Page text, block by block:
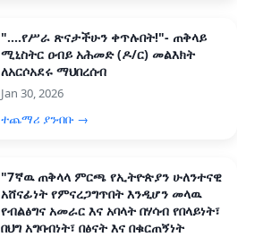
"....የሥራ ጽናታችሁን ቀጥሉበት!"- ጠቅላይ
ሚኒስትር ዐብይ አሕመድ (ዶ/ር) መልእክት
ለአርሶአደሩ ማህበረሰብ
Jan 30, 2026
ተጨማሪ ያንብቡ →
"7ኛዉ ጠቅላላ ምርጫ የኢትዮጵያን ሁለንተናዊ
አሸናፊነት የምናረጋግጥበት እንዲሆን መላዉ
የብልፅግና አመራር እና አባላት በሃሳብ የበላይነት፣
በህግ አግባብነት፣ በፅናት እና በቁርጠኝነት